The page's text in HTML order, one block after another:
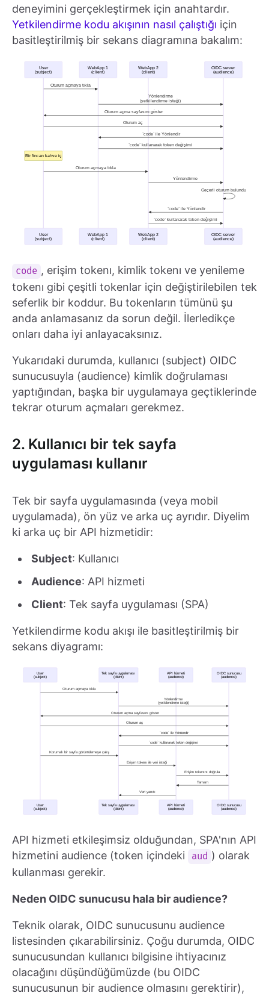
deneyimini gerçekleştirmek için anahtardır.
Yetkilendirme kodu akışının nasıl çalıştığı için
basitleştirilmiş bir sekans diagramına bakalım:
code , erişim tokenı, kimlik tokenı ve yenileme
tokenı gibi çeşitli tokenlar için değiştirilebilen tek
seferlik bir koddur. Bu tokenların tümünü şu
anda anlamasanız da sorun değil. İlerledikçe
onları daha iyi anlayacaksınız.
Yukarıdaki durumda, kullanıcı (subject) OIDC
sunucusuyla (audience) kimlik doğrulaması
yaptığından, başka bir uygulamaya geçtiklerinde
tekrar oturum açmaları gerekmez.
2. Kullanıcı bir tek sayfa
uygulaması kullanır
Tek bir sayfa uygulamasında (veya mobil
uygulamada), ön yüz ve arka uç ayrıdır. Diyelim
ki arka uç bir API hizmetidir:
Subject: Kullanıcı
Audience: API hizmeti
Client: Tek sayfa uygulaması (SPA)
Yetkilendirme kodu akışı ile basitleştirilmiş bir
sekans diyagramı:
API hizmeti etkileşimsiz olduğundan, SPA'nın API
hizmetini audience (token içindeki
aud ) olarak
kullanması gerekir.
Neden OIDC sunucusu hala bir audience?
Teknik olarak, OIDC sunucusunu audience
listesinden çıkarabilirsiniz. Çoğu durumda, OIDC
sunucusundan kullanıcı bilgisine ihtiyacınız
olacağını düşündüğümüzde (bu OIDC
sunucusunun bir audience olmasını gerektirir),